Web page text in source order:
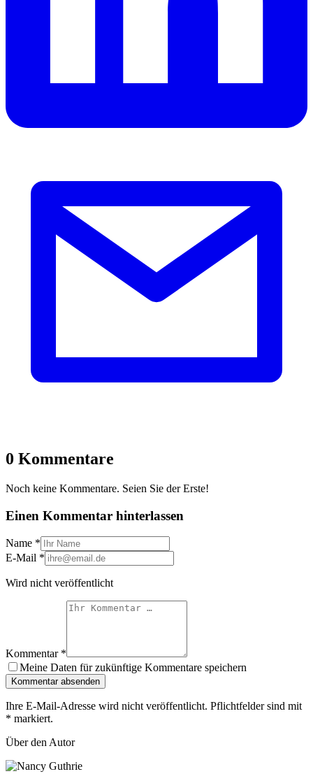
0 Kommentare
Noch keine Kommentare. Seien Sie der Erste!
Einen Kommentar hinterlassen
Name *
E-Mail *
Wird nicht veröffentlicht
Kommentar *
Meine Daten für zukünftige Kommentare speichern
Kommentar absenden
Ihre E-Mail-Adresse wird nicht veröffentlicht. Pflichtfelder sind mit
* markiert.
Über den Autor